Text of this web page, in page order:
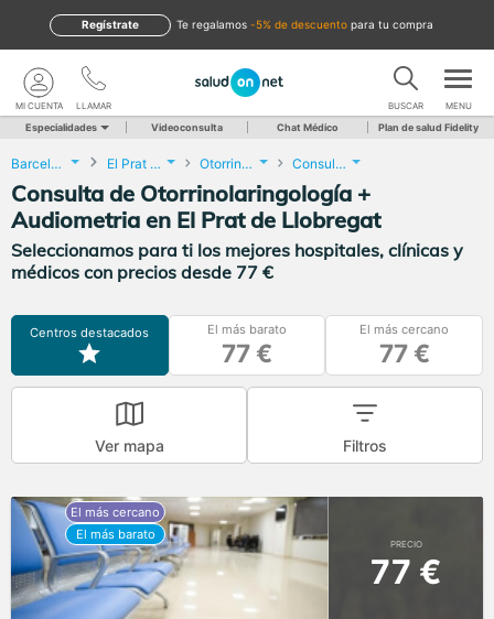
te regalamos -5% de descuento para tu compra
Regístrate
LLAMAR
MI CUENTA BUSCAR MENU
Especialidades Videoconsulta Chat Médico Plan de salud Fidelity
Barcelona El Prat de Llobregat Otorrinolaringología Consulta de Otorrinolaringología + Audiometria
Consulta de Otorrinolaringología +
Audiometria en El Prat de Llobregat
Seleccionamos para ti los mejores hospitales, clínicas y
médicos con precios desde 77 €
Centros destacados El más barato
77 €
El más cercano
77 €
Ver mapa Filtros
PRECIO
77 €